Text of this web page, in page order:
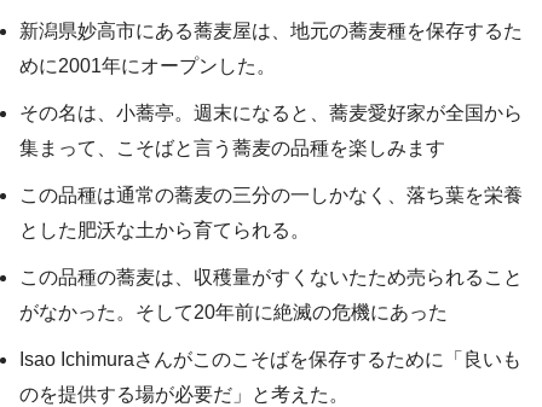
新潟県妙高市にある蕎麦屋は、地元の蕎麦種を保存するた
めに2001年にオープンした。
その名は、小蕎亭。週末になると、蕎麦愛好家が全国から
集まって、こそばと言う蕎麦の品種を楽しみます
この品種は通常の蕎麦の三分の一しかなく、落ち葉を栄養
とした肥沃な土から育てられる。
この品種の蕎麦は、収穫量がすくないたため売られること
がなかった。そして20年前に絶滅の危機にあった
Isao Ichimuraさんがこのこそばを保存するために「良いも
のを提供する場が必要だ」と考えた。